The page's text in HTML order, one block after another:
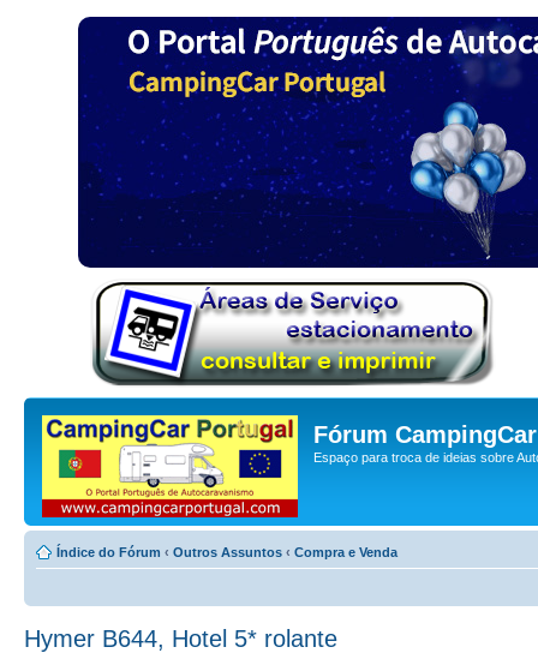
Fórum
Espaço para troca de ideias sobre
Índice do Fórum ‹ Outros Assuntos ‹ Compra e Venda
Hymer B644, Hotel 5* rolante